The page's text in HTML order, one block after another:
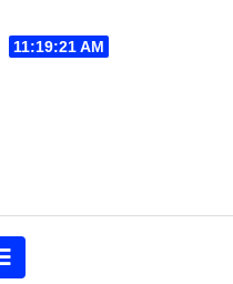
11:19:22 AM